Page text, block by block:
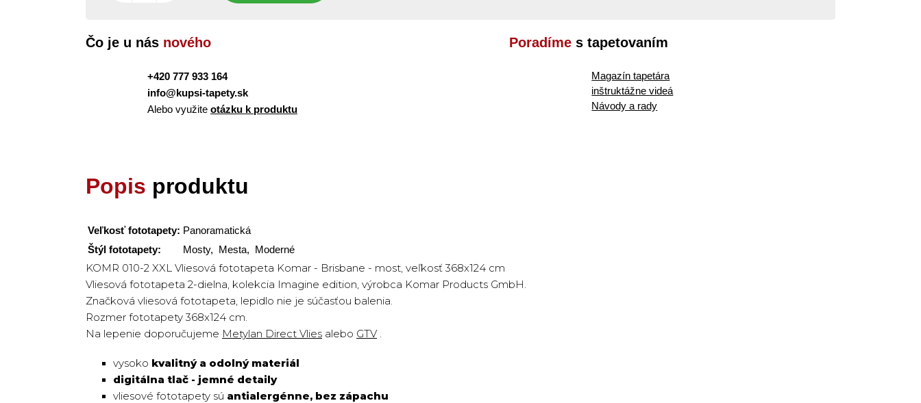
Čo je u nás nového
+420 777 933 164
info@kupsi-tapety.sk
Alebo využite otázku k produktu
Poradíme s tapetovaním
Magazín tapetára
inštruktážne videá
Návody a rady
Popis produktu
Veľkosť fototapety: Panoramatická
Štýl fototapety:
Mosty, Mesta, Moderné
KOMR 010-2 XXL Vliesová fototapeta Komar - Brisbane - most, veľkosť 368x124 cm
Vliesová fototapeta 2-dielna, kolekcia Imagine edition, výrobca Komar Products GmbH.
Značková vliesová fototapeta, lepidlo nie je súčasťou balenia.
Rozmer fototapety 368x124 cm.
Na lepenie doporučujeme Metylan Direct Vlies alebo GTV .
vysoko kvalitný a odolný materiál
digitálna tlač - jemné detaily
vliesové fototapety sú antialergénne, bez zápachu